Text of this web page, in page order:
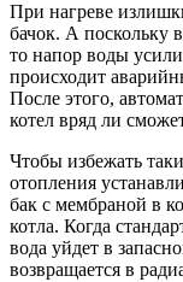
При нагреве
бачок. А поскольку
то напор воды
происходит
После этого,
котел вряд ли
Чтобы избежать
отопления
бак с мембраной в
котла. Когда
вода уйдет в
возвращается в